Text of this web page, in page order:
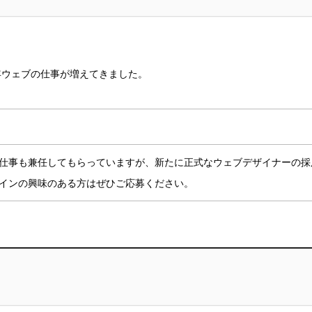
ェブの仕事が増えてきました。
事も兼任してもらっていますが、新たに正式なウェブデザイナーの
ンの興味のある方はぜひご応募ください。